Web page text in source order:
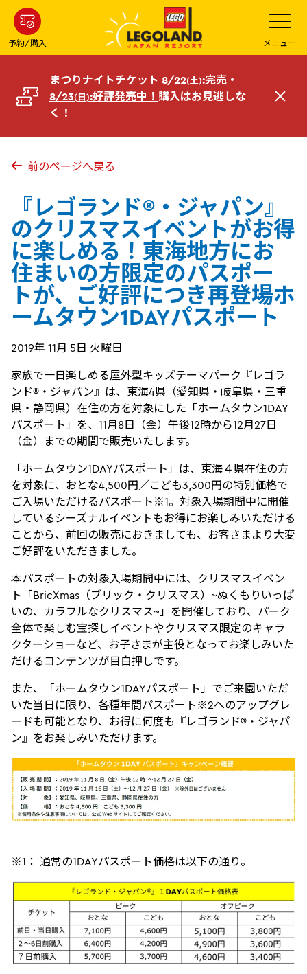
ン
コ
へ
予約/購入
メ
ニ
ュ
ー
を
開
メニュー
まつりナイトチケット 8/22(土):完売・
8/23(日):好評発売中！ 購入はお見逃しな
く！
閉
前のページへ戻る
『レゴランド®・ジャパン』
のクリスマスイベントがお得
に楽しめる！東海地方にお
住まいの方限定のパスポー
トが、ご好評につき再登場ホ
ームタウン1DAYパスポート
2019年 11月 5日 火曜日
家族で一日楽しめる屋外型キッズテーマパーク『レゴラ
ンド®・ジャパン』は、東海4県（愛知県・岐阜県・三重
県・静岡県）在住の方を対象にした「ホームタウン1DAY
パスポート」を、11月8日（金）午後12時から12月27日
（金）までの期間で販売いたします。
「ホームタウン1DAYパスポート」は、東海４県在住の方
を対象に、おとな4,500円／こども3,300円の特別価格で
ご入場いただけるパスポート※1。対象入場期間中に開催
しているシーズナルイベントもお得にお楽しみいただける
ことから、前回の販売におきましても、お客さまより大変
ご好評をいただきました。
本パスポートの対象入場期間中には、クリスマスイベン
ト「BricXmas（ブリック・クリスマス）~ぬくもりいっぱ
いの、カラフルなクリスマス~」を開催しており、パーク
全体で楽しむ宝探しイベントやクリスマス限定のキャラ
クターショーなど、お子さまが主役となってお楽しみいた
だけるコンテンツが目白押しです。
また、「ホームタウン1DAYパスポート」でご来園いただ
いた当日に限り、各種年間パスポート※2へのアップグレ
ードも可能となり、お得に何度も『レゴランド®・ジャパ
ン』をお楽しみいただけます。
※1： 通常の1DAYパスポート価格は以下の通り。